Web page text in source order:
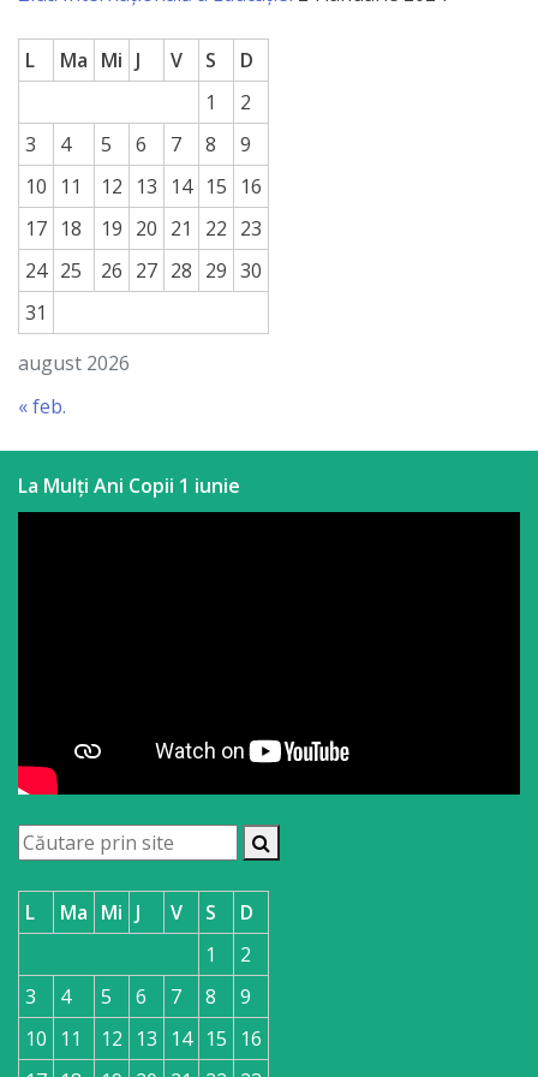
a
paginii
web
Contacte
august 2026
L Ma Mi J V S
D
1
2
3
4 5 6 7 8
9
10
11 12 13 14 15
16
17 18 19 20 21 22 23
24 25 26 27 28 29 30
31
« feb.
La Mulți Ani Copii 1 iunie
L Ma Mi J V S
D
1
2
3
4 5 6 7 8
9
10
11 12 13 14 15
16